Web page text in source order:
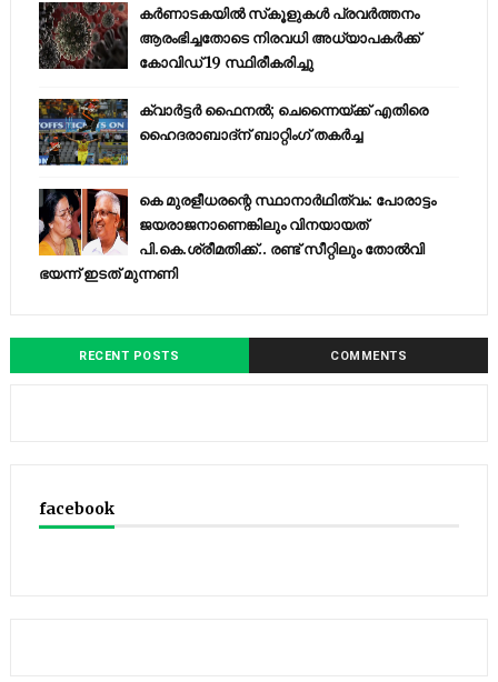
കര്‍ണാടകയില്‍ സ്‌കൂളുകള്‍ പ്രവര്‍ത്തനം
ആരംഭിച്ചതോടെ നിരവധി അധ്യാപകര്‍ക്ക്
കോവിഡ് 19 സ്ഥിരീകരിച്ചു
ക്വാർട്ടർ ഫൈനൽ; ചെന്നൈയ്ക്ക് എതിരെ
ഹൈദരാബാദ്ന് ബാറ്റിംഗ് തകർച്ച
കെ മുരളീധരന്റെ സ്ഥാനാർഥിത്വം: പോരാട്ടം
ജയരാജനാണെങ്കിലും വിനയായത്
പി.കെ.ശ്രീമതിക്ക്.. രണ്ട് സീറ്റിലും തോൽവി
ഭയന്ന്‌ ഇടത് മുന്നണി
RECENT POSTS COMMENTS
facebook